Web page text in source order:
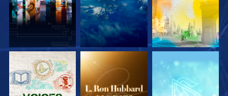
シリーズを探求 シリーズを探求 シリーズを探求